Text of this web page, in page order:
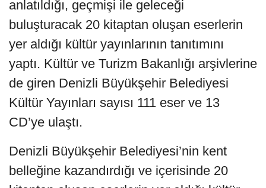
anlatıldığı, geçmişi ile geleceği
buluşturacak 20 kitaptan oluşan eserlerin
yer aldığı kültür yayınlarının tanıtımını
yaptı. Kültür ve Turizm Bakanlığı arşivlerine
de giren Denizli Büyükşehir Belediyesi
Kültür Yayınları sayısı 111 eser ve 13
CD’ye ulaştı.
Denizli Büyükşehir Belediyesi’nin kent
belleğine kazandırdığı ve içerisinde 20